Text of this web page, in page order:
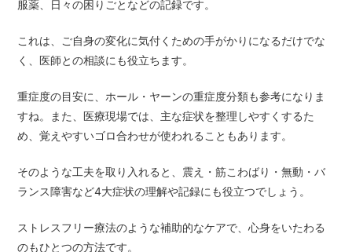
服薬、日々の困りごとなどの記録です。
これは、ご自身の変化に気付くための手がかりになるだけでな
く、医師との相談にも役立ちます。
重症度の目安に、ホール・ヤーンの重症度分類も参考になりま
すね。また、医療現場では、主な症状を整理しやすくするた
め、覚えやすいゴロ合わせが使われることもあります。
そのような工夫を取り入れると、震え・筋こわばり・無動・バ
ランス障害など4大症状の理解や記録にも役立つでしょう。
ストレスフリー療法のような補助的なケアで、心身をいたわる
のもひとつの方法です。